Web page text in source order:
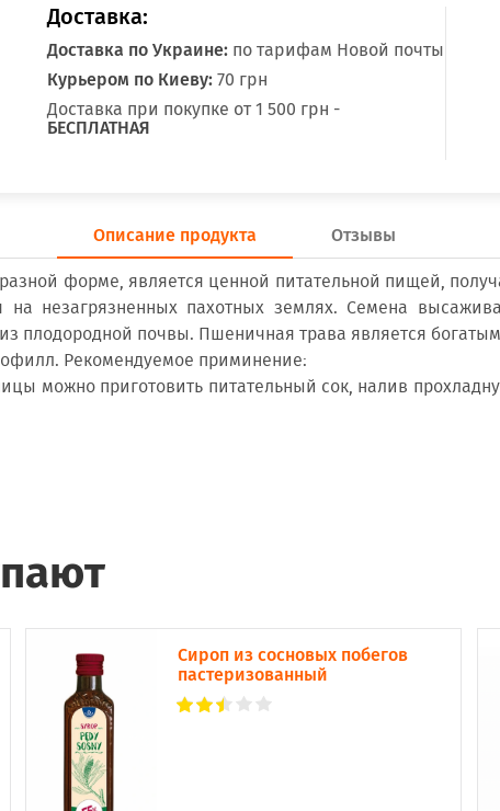
Доставка:
Доставка по Украине:по тарифам Новой почты
Курьером по Киеву:70 грн
Доставка при покупке от 1 500 грн -
БЕСПЛАТНАЯ
Описание продукта Отзывы
форме, является ценной питательной пищей,
на незагрязненных пахотных землях. Семена
почвы. Пшеничная трава является богатым
Рекомендуемое приминение:
можно приготовить питательный сок, налив
Сироп из сосновых побегов
пастеризованный